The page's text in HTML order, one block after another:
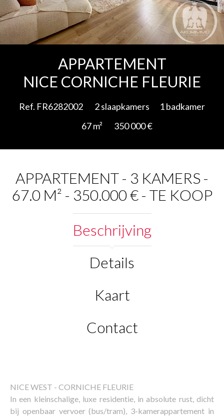
APPARTEMENT
NICE CORNICHE FLEURIE
Ref. FR6282002 2 slaapkamers
1 badkamer
67 m²
350 000 €
APPARTEMENT - 3 KAMERS -
67.0 M² - 350.000 € - TE KOOP
Beschrijving
Details
Kaart
Contact
NICE WEST - CORNICHE FLEURIE
In een kleinschalige, luxe residentie, in absolute rust, dicht
bij openbaar vervoer (bus/tram), 3-kamerappartement in